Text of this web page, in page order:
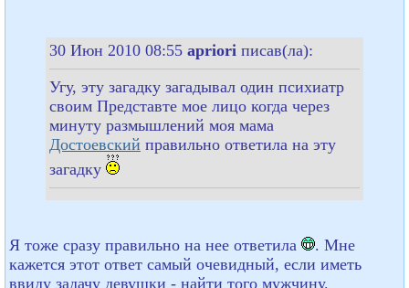
30 Июн 2010 08:55 apriori писав(ла):
Угу, эту загадку загадывал один психиатр
своим Представте мое лицо когда через
минуту размышлений моя мама
Достоевский правильно ответила на эту
загадку
Я тоже сразу правильно на нее ответила
. Мне
кажется этот ответ самый очевидный, если иметь
ввиду задачу девушки - найти того мужчину.